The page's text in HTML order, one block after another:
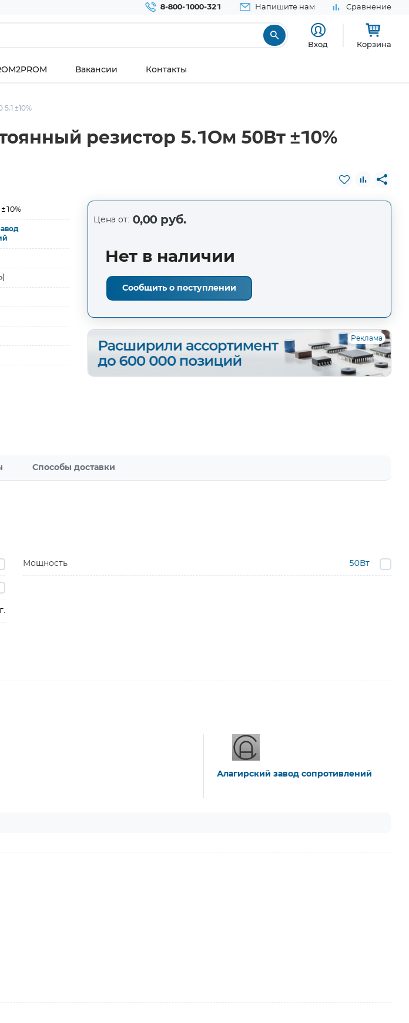
8-800-1000-321 Напишите нам Сравнение
Вход Корзина
Вакансии Контакты
±10%
резистор 5.1Ом 50Вт ±10%
Цена от: 0,00 руб.
Нет в наличии
Сообщить о поступлении
Реклама
Способы доставки
Мощность 50Вт
Алагирский завод сопротивлений